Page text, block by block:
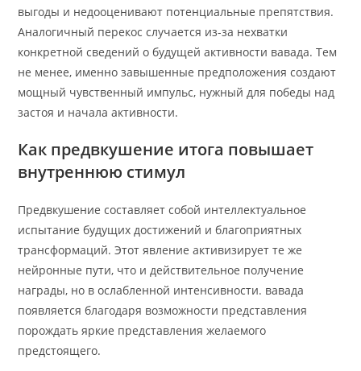
выгоды и недооценивают потенциальные препятствия.
Аналогичный перекос случается из-за нехватки
конкретной сведений о будущей активности вавада. Тем
не менее, именно завышенные предположения создают
мощный чувственный импульс, нужный для победы над
застоя и начала активности.
Как предвкушение итога повышает
внутреннюю стимул
Предвкушение составляет собой интеллектуальное
испытание будущих достижений и благоприятных
трансформаций. Этот явление активизирует те же
нейронные пути, что и действительное получение
награды, но в ослабленной интенсивности. вавада
появляется благодаря возможности представления
порождать яркие представления желаемого
предстоящего.